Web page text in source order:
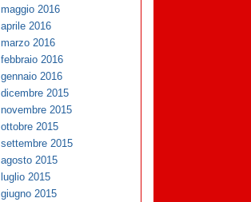
maggio 2016
aprile 2016
marzo 2016
febbraio 2016
gennaio 2016
dicembre 2015
novembre 2015
ottobre 2015
settembre 2015
agosto 2015
luglio 2015
giugno 2015